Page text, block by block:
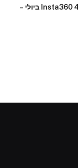
מבצע מגה של מצלמת Insta360 4 ביולי –